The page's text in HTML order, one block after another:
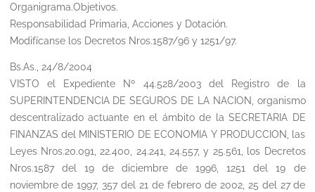
Organigrama.Objetivos.
Responsabilidad Primaria, Acciones y Dotación.
Modifícanse los Decretos Nros.1587/96 y 1251/97.
Bs.As., 24/8/2004
VISTO el Expediente Nº 44.528/2003 del Registro de la
SUPERINTENDENCIA DE SEGUROS DE LA NACION, organismo
descentralizado actuante en el ámbito de la SECRETARIA DE
FINANZAS del MINISTERIO DE ECONOMIA Y PRODUCCION, las
Leyes Nros.20.091, 22.400, 24.241, 24.557, y 25.561, los Decretos
Nros.1587 del 19 de diciembre de 1996, 1251 del 19 de
noviembre de 1997, 357 del 21 de febrero de 2002, 25 del 27 de